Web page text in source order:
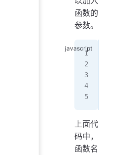
函数的
参数。
上面代
码中，
函数名